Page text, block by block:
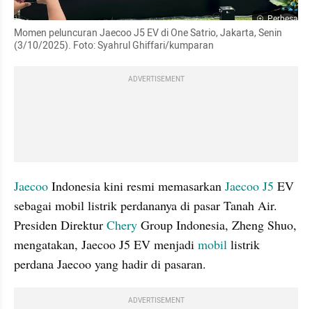
Perbesar
Momen peluncuran Jaecoo J5 EV di One Satrio, Jakarta, Senin
(3/10/2025). Foto: Syahrul Ghiffari/kumparan
ADVERTISEMENT
Jaecoo Indonesia kini resmi memasarkan Jaecoo J5 EV
sebagai mobil listrik perdananya di pasar Tanah Air.
Presiden Direktur Chery Group Indonesia, Zheng Shuo,
mengatakan, Jaecoo J5 EV menjadi mobil listrik
perdana Jaecoo yang hadir di pasaran.
ADVERTISEMENT